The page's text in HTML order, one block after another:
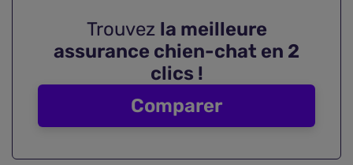
Trouvez la meilleure
assurance chien-chat en 2
clics !
Comparer